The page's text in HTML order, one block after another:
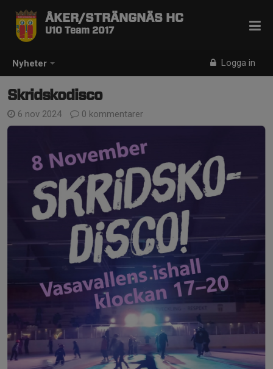
Nyheter Logga in
ÅKER/STRÄNGNÄS HC
U10 Team 2017
Skridskodisco
6 nov 2024 0 kommentarer